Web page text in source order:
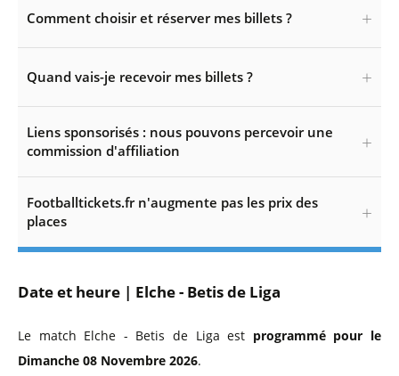
Comment choisir et réserver mes billets ?
Quand vais-je recevoir mes billets ?
Liens sponsorisés : nous pouvons percevoir une
commission d'affiliation
Footballtickets.fr n'augmente pas les prix des
places
Date et heure | Elche - Betis de Liga
Le match Elche - Betis de Liga est programmé pour le
Dimanche 08 Novembre 2026.